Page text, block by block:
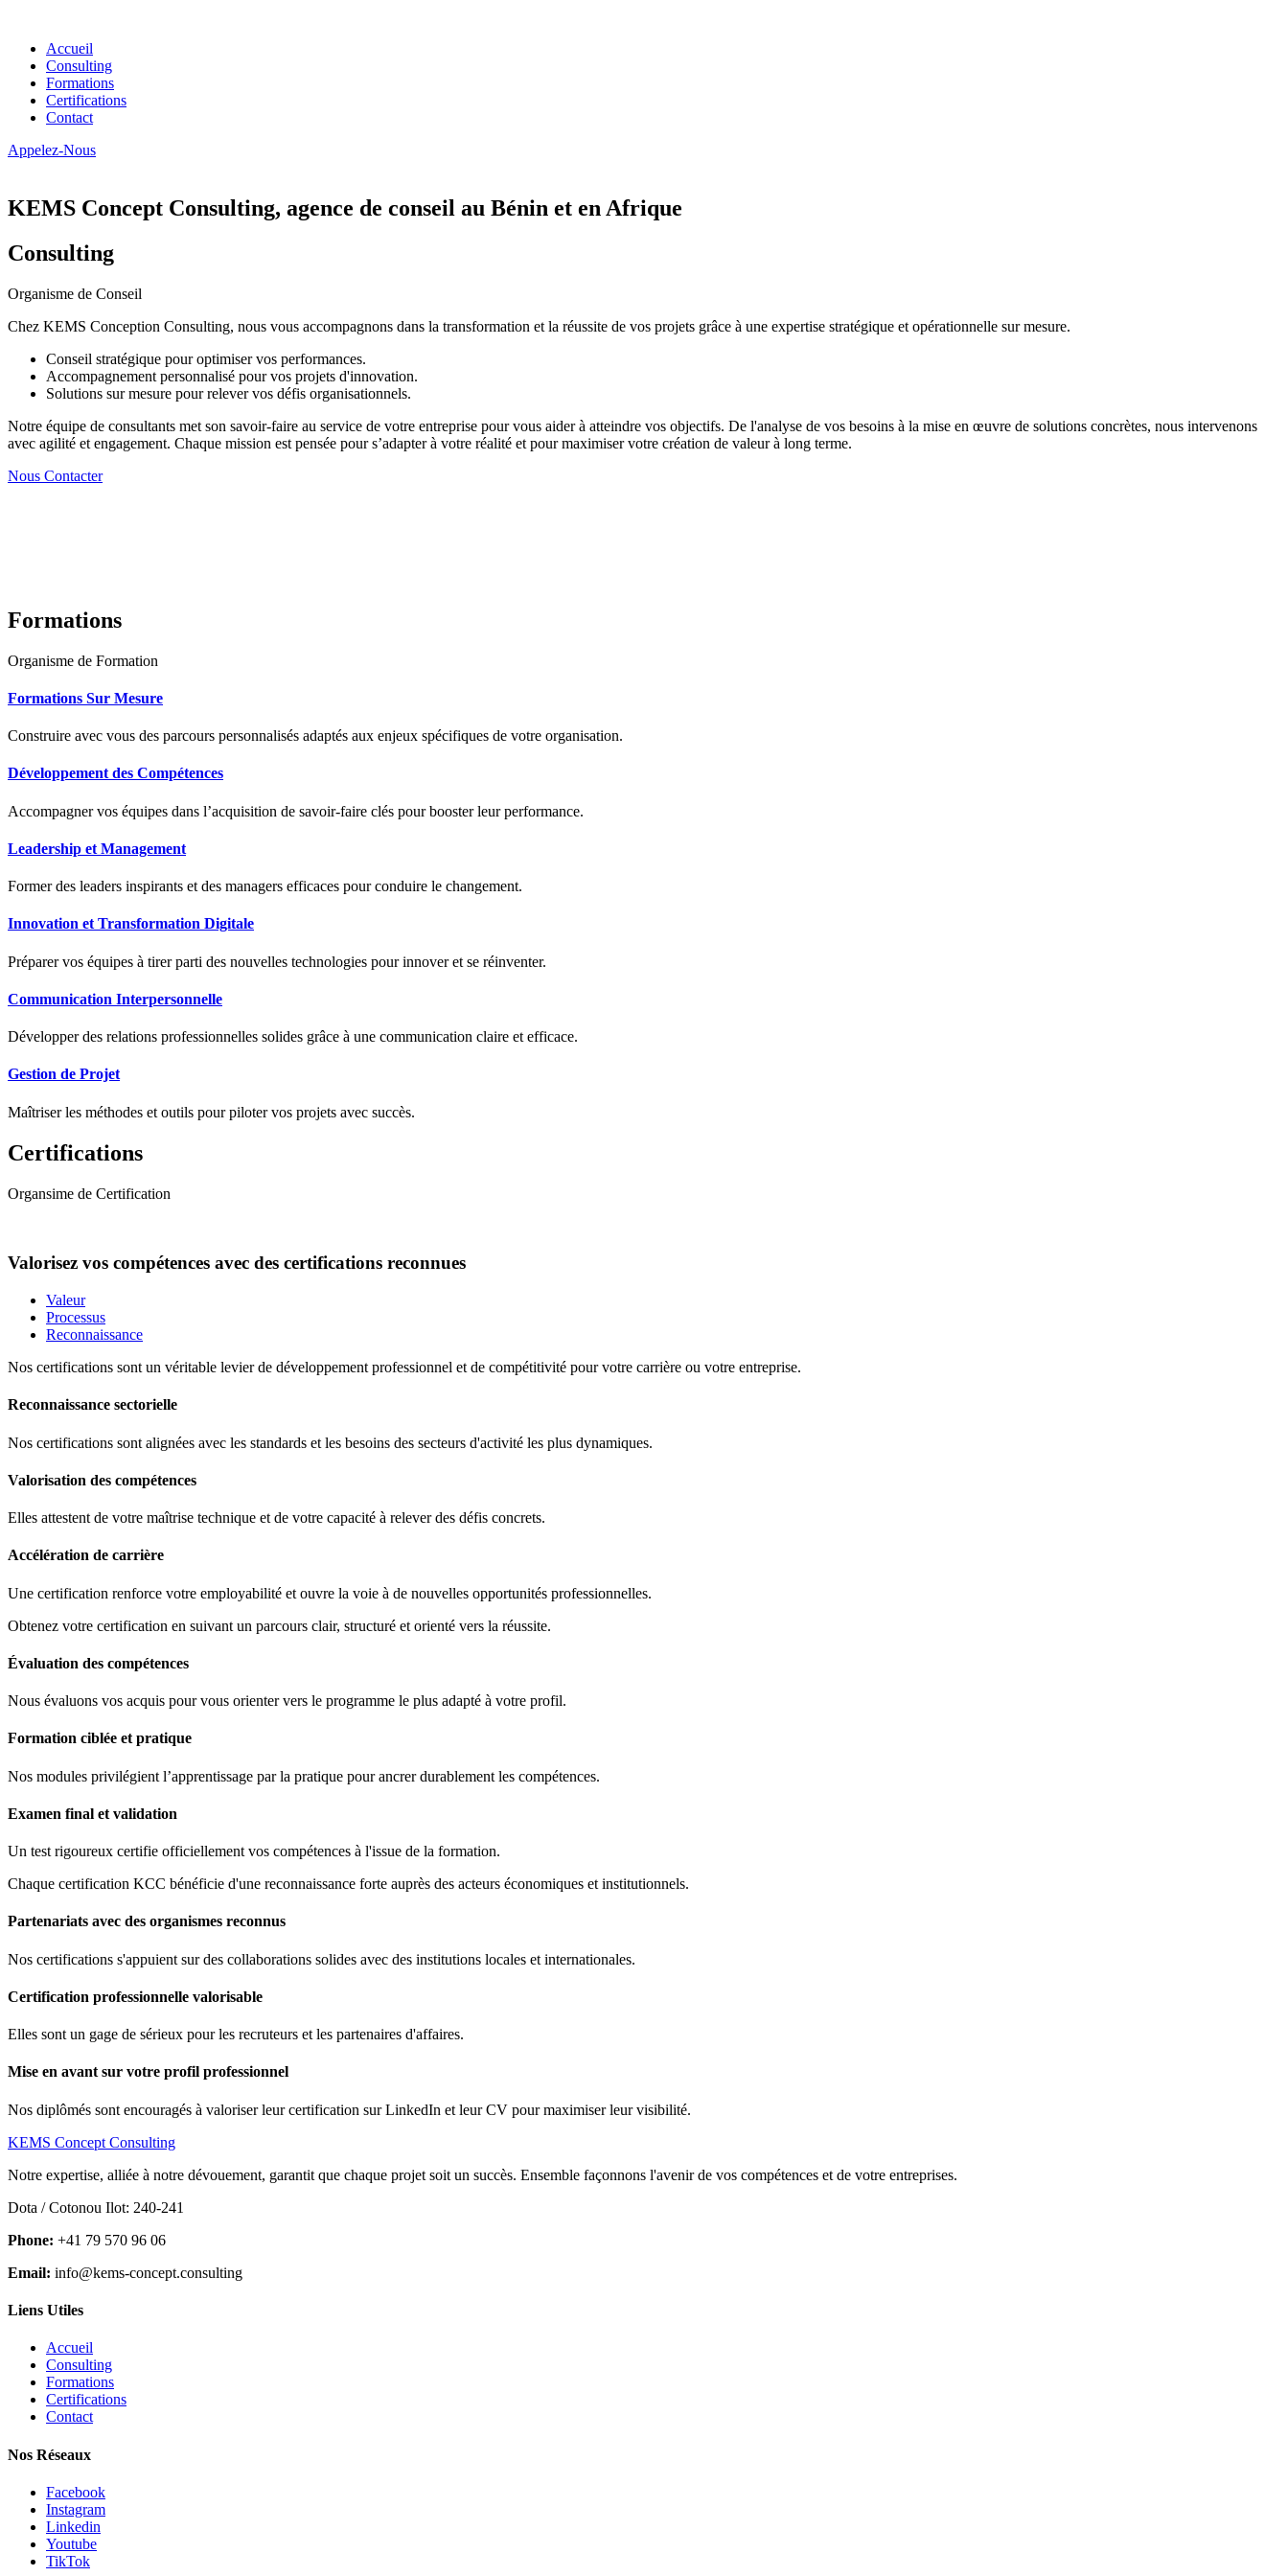
Accueil
Consulting
Formations
Certifications
Contact
Appelez-Nous
KEMS Concept Consulting, agence de conseil au Bénin et en Afrique
Consulting
Organisme de Conseil
Chez KEMS Conception Consulting, nous vous accompagnons dans la transformation et la réussite de vos projets grâce à une expertise stratégique et opérationnelle sur mesure.
Conseil stratégique pour optimiser vos performances.
Accompagnement personnalisé pour vos projets d'innovation.
Solutions sur mesure pour relever vos défis organisationnels.
Notre équipe de consultants met son savoir-faire au service de votre entreprise pour vous aider à atteindre vos objectifs. De l'analyse de vos besoins à la mise en œuvre de solutions concrètes, nous intervenons
avec agilité et engagement. Chaque mission est pensée pour s’adapter à votre réalité et pour maximiser votre création de valeur à long terme.
Nous Contacter
Formations
Organisme de Formation
Formations Sur Mesure
Construire avec vous des parcours personnalisés adaptés aux enjeux spécifiques de votre organisation.
Développement des Compétences
Accompagner vos équipes dans l’acquisition de savoir-faire clés pour booster leur performance.
Leadership et Management
Former des leaders inspirants et des managers efficaces pour conduire le changement.
Innovation et Transformation Digitale
Préparer vos équipes à tirer parti des nouvelles technologies pour innover et se réinventer.
Communication Interpersonnelle
Développer des relations professionnelles solides grâce à une communication claire et efficace.
Gestion de Projet
Maîtriser les méthodes et outils pour piloter vos projets avec succès.
Certifications
Organsime de Certification
Valorisez vos compétences avec des certifications reconnues
Valeur
Processus
Reconnaissance
Nos certifications sont un véritable levier de développement professionnel et de compétitivité pour votre carrière ou votre entreprise.
Reconnaissance sectorielle
Nos certifications sont alignées avec les standards et les besoins des secteurs d'activité les plus dynamiques.
Valorisation des compétences
Elles attestent de votre maîtrise technique et de votre capacité à relever des défis concrets.
Accélération de carrière
Une certification renforce votre employabilité et ouvre la voie à de nouvelles opportunités professionnelles.
Obtenez votre certification en suivant un parcours clair, structuré et orienté vers la réussite.
Évaluation des compétences
Nous évaluons vos acquis pour vous orienter vers le programme le plus adapté à votre profil.
Formation ciblée et pratique
Nos modules privilégient l’apprentissage par la pratique pour ancrer durablement les compétences.
Examen final et validation
Un test rigoureux certifie officiellement vos compétences à l'issue de la formation.
Chaque certification KCC bénéficie d'une reconnaissance forte auprès des acteurs économiques et institutionnels.
Partenariats avec des organismes reconnus
Nos certifications s'appuient sur des collaborations solides avec des institutions locales et internationales.
Certification professionnelle valorisable
Elles sont un gage de sérieux pour les recruteurs et les partenaires d'affaires.
Mise en avant sur votre profil professionnel
Nos diplômés sont encouragés à valoriser leur certification sur LinkedIn et leur CV pour maximiser leur visibilité.
KEMS Concept Consulting
Notre expertise, alliée à notre dévouement, garantit que chaque projet soit un succès. Ensemble façonnons l'avenir de vos compétences et de votre entreprises.
Dota / Cotonou Ilot: 240-241
Phone: +41 79 570 96 06
Email: info@kems-concept.consulting
Liens Utiles
Accueil
Consulting
Formations
Certifications
Contact
Nos Réseaux
Facebook
Instagram
Linkedin
Youtube
TikTok